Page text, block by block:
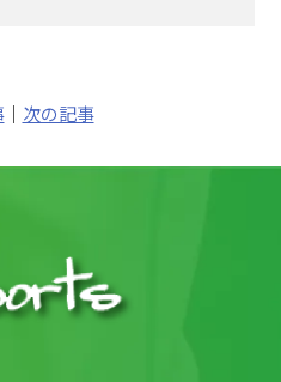
｜ 次の記事